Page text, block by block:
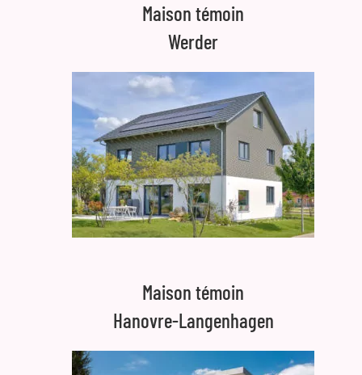
Maison témoin
Werder
Maison témoin
Hanovre-Langenhagen